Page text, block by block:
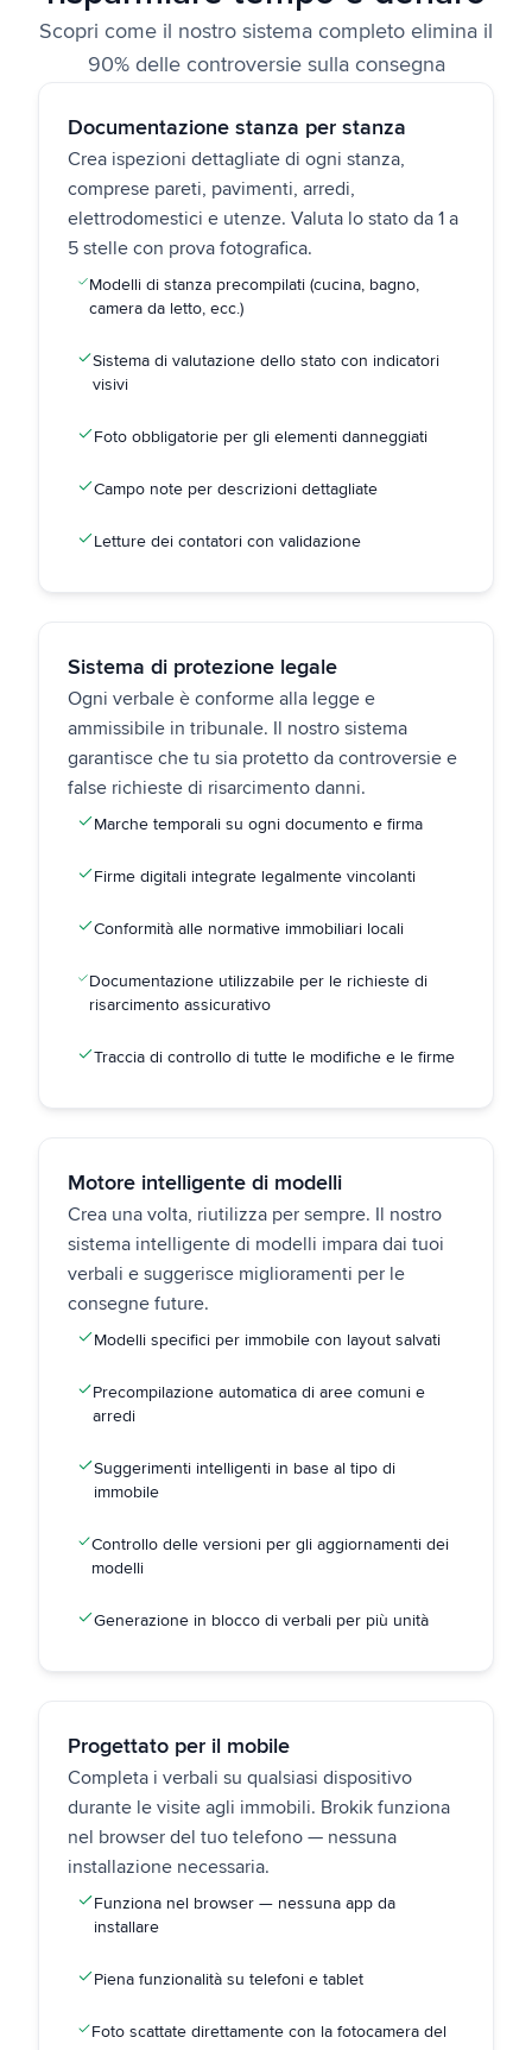
Scopri come il nostro sistema completo elimina il
90% delle controversie sulla consegna
Documentazione stanza per stanza
Crea ispezioni dettagliate di ogni stanza,
comprese pareti, pavimenti, arredi,
elettrodomestici e utenze. Valuta lo stato da 1 a
5 stelle con prova fotografica.
Modelli di stanza precompilati (cucina, bagno,
camera da letto, ecc.)
Sistema di valutazione dello stato con indicatori
visivi
Foto obbligatorie per gli elementi danneggiati
Campo note per descrizioni dettagliate
Letture dei contatori con validazione
Sistema di protezione legale
Ogni verbale è conforme alla legge e
ammissibile in tribunale. Il nostro sistema
garantisce che tu sia protetto da controversie e
false richieste di risarcimento danni.
Marche temporali su ogni documento e firma
Firme digitali integrate legalmente vincolanti
Conformità alle normative immobiliari locali
Documentazione utilizzabile per le richieste di
risarcimento assicurativo
Traccia di controllo di tutte le modifiche e le firme
Motore intelligente di modelli
Crea una volta, riutilizza per sempre. Il nostro
sistema intelligente di modelli impara dai tuoi
verbali e suggerisce miglioramenti per le
consegne future.
Modelli specifici per immobile con layout salvati
Precompilazione automatica di aree comuni e
arredi
Suggerimenti intelligenti in base al tipo di
immobile
Controllo delle versioni per gli aggiornamenti dei
modelli
Generazione in blocco di verbali per più unità
Progettato per il mobile
Completa i verbali su qualsiasi dispositivo
durante le visite agli immobili. Brokik funziona
nel browser del tuo telefono — nessuna
installazione necessaria.
Funziona nel browser — nessuna app da
installare
Piena funzionalità su telefoni e tablet
Foto scattate direttamente con la fotocamera del